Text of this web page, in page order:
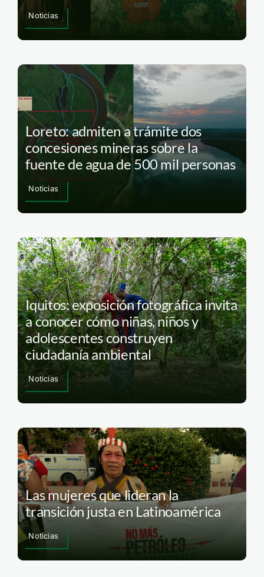
Noticias
Loreto: admiten a trámite dos
concesiones mineras sobre la
fuente de agua de 500 mil personas
Noticias
Iquitos: exposición fotográfica invita
a conocer cómo niñas, niños y
adolescentes construyen
ciudadanía ambiental
Noticias
Las mujeres que lideran la
transición justa en Latinoamérica
Noticias